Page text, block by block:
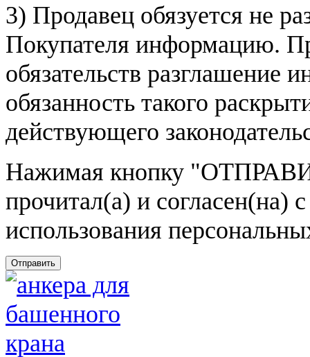
3) Продавец обязуется не
Покупателя информацию.
обязательств разглашение
обязанность такого
действующего
Нажимая кнопку
прочитал(а) и согласен(на)
использования
Отправить